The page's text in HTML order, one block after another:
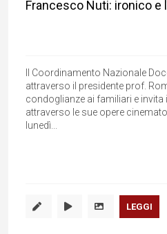
Francesco Nuti: ironico e
Il Coordinamento Nazionale
attraverso il presidente prof.
condoglianze ai familiari e
attraverso le sue opere
lunedì...
LEGGI